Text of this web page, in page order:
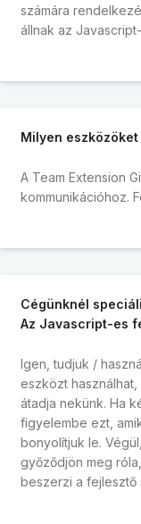
számára
állnak az
Milyen
A Team Extension
kommunikációhoz.
Cégünknél
Az Javascript-es
Igen, tudjuk /
eszközt
átadja nekünk. Ha
figyelembe ezt,
bonyolítjuk le.
győződjön meg
beszerzi a fejlesztő